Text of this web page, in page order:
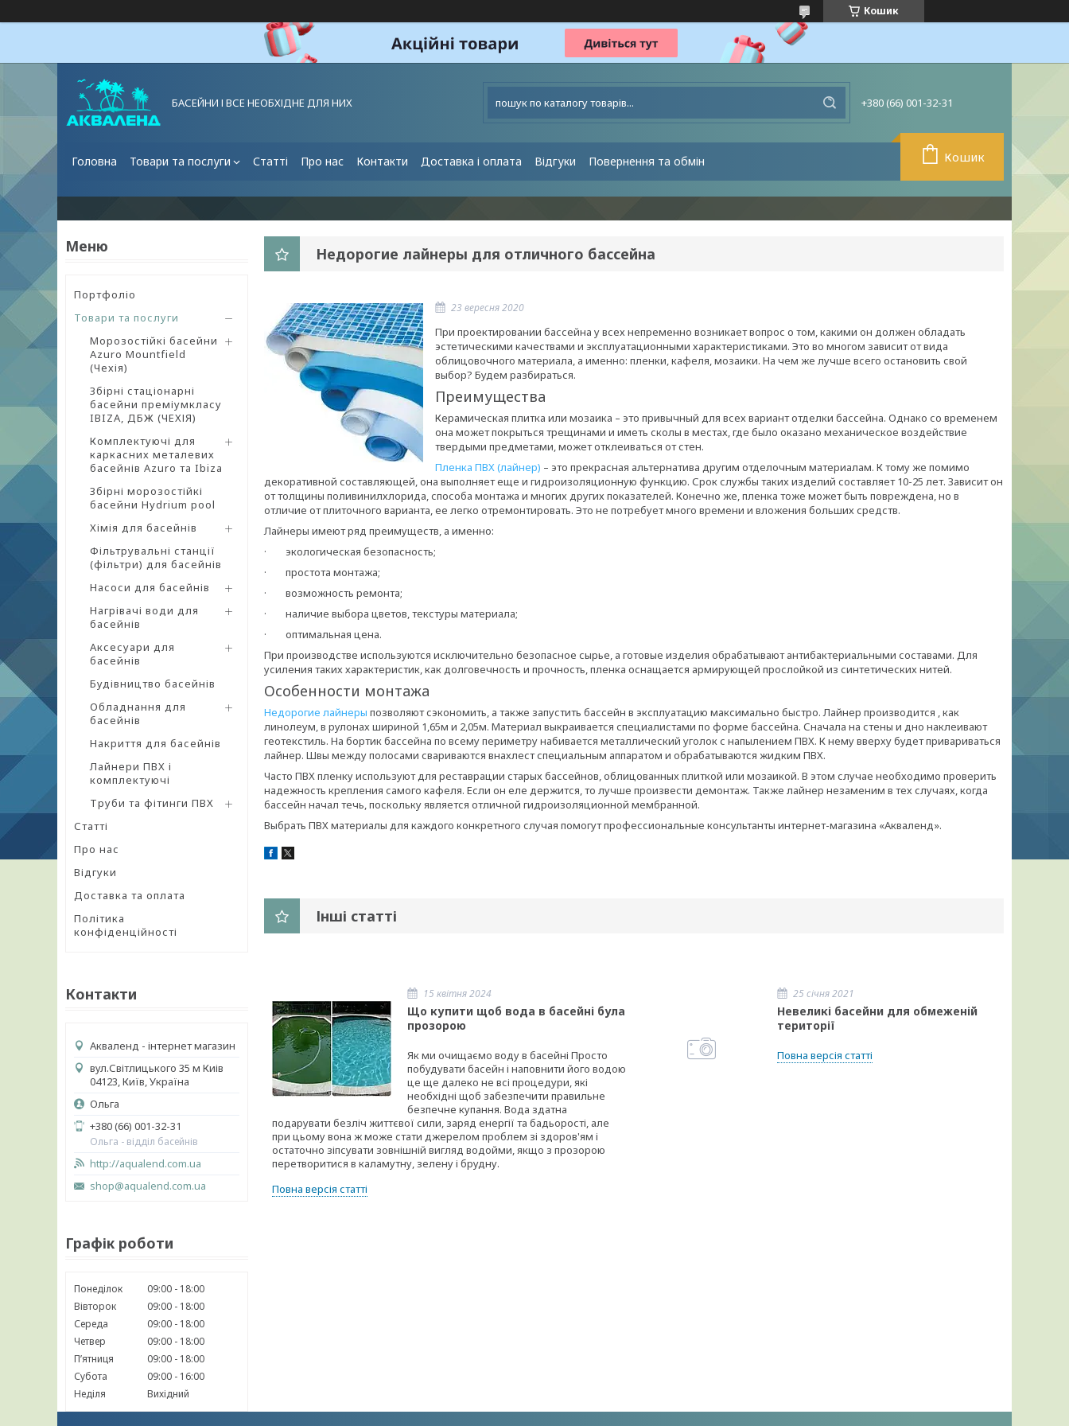
Кошик
БАСЕЙНИ І ВСЕ НЕОБХІДНЕ ДЛЯ НИХ +380 (66) 001-32-31
Головна Товари та послуги Статті Про нас Контакти Доставка і оплата Відгуки Повернення та обмін Кошик
Портфоліо
Товари та послуги
Морозостійкі басейни
Azuro Mountfield
(Чехія)
Збірні стаціонарні
басейни преміумкласу
IBIZA, ДБЖ (ЧЕХІЯ)
Комплектуючі для
каркасних металевих
басейнів Azuro та Ibiza
Збірні морозостійкі
басейни Hydrium pool
Хімія для басейнів
Фільтрувальні станції
(фільтри) для басейнів
Насоси для басейнів
Нагрівачі води для
басейнів
Аксесуари для
басейнів
Будівництво басейнів
Обладнання для
басейнів
Накриття для басейнів
Лайнери ПВХ і
комплектуючі
Труби та фітинги ПВХ
Статті
Про нас
Відгуки
Доставка та оплата
Політика
конфіденційності
Контакти
Акваленд - інтернет магазин
вул.Світлицького 35 м Киів
04123, Київ, Україна
Ольга
+380 (66) 001-32-31
Ольга - відділ басейнів
http://aqualend.com.ua
shop@aqualend.com.ua
Графік роботи
Понеділок 09:00
18:00
Вівторок
09:00
18:00
Середа
09:00
18:00
Четвер
09:00
18:00
Пʼятниця
09:00
18:00
Субота
09:00
16:00
Неділя
Вихідний
Недорогие лайнеры для отличного бассейна
23 вересня 2020
При проектировании бассейна у всех непременно возникает вопрос о том, какими он должен обладать
эстетическими качествами и эксплуатационными характеристиками. Это во многом зависит от вида
облицовочного материала, а именно: пленки, кафеля, мозаики. На чем же лучше всего остановить свой
выбор? Будем разбираться.
Преимущества
Керамическая плитка или мозаика – это привычный для всех вариант отделки бассейна. Однако со временем
она может покрыться трещинами и иметь сколы в местах, где было оказано механическое воздействие
твердыми предметами, может отклеиваться от стен.
Пленка ПВХ (лайнер) – это прекрасная альтернатива другим отделочным материалам. К тому же помимо
декоративной составляющей, она выполняет еще и гидроизоляционную функцию. Срок службы таких изделий составляет 10-25 лет. Зависит он
от толщины поливинилхлорида, способа монтажа и многих других показателей. Конечно же, пленка тоже может быть повреждена, но в
отличие от плиточного варианта, ее легко отремонтировать. Это не потребует много времени и вложения больших средств.
Лайнеры имеют ряд преимуществ, а именно:
· экологическая безопасность;
· простота монтажа;
· возможность ремонта;
· наличие выбора цветов, текстуры материала;
· оптимальная цена.
При производстве используются исключительно безопасное сырье, а готовые изделия обрабатывают антибактериальными составами. Для
усиления таких характеристик, как долговечность и прочность, пленка оснащается армирующей прослойкой из синтетических нитей.
Особенности монтажа
Недорогие лайнеры позволяют сэкономить, а также запустить бассейн в эксплуатацию максимально быстро. Лайнер производится , как
линолеум, в рулонах шириной 1,65м и 2,05м. Материал выкраивается специалистами по форме бассейна. Сначала на стены и дно наклеивают
геотекстиль. На бортик бассейна по всему периметру набивается металлический уголок с напылением ПВХ. К нему вверху будет привариваться
лайнер. Швы между полосами свариваются внахлест специальным аппаратом и обрабатываются жидким ПВХ.
Часто ПВХ пленку используют для реставрации старых бассейнов, облицованных плиткой или мозаикой. В этом случае необходимо проверить
надежность крепления самого кафеля. Если он еле держится, то лучше произвести демонтаж. Также лайнер незаменим в тех случаях, когда
бассейн начал течь, поскольку является отличной гидроизоляционной мембранной.
Выбрать ПВХ материалы для каждого конкретного случая помогут профессиональные консультанты интернет-магазина «Акваленд».
Інші статті
15 квітня 2024
Що купити щоб вода в басейні була
прозорою
Як ми очищаємо воду в басейні Просто
побудувати басейн і наповнити його водою
це ще далеко не всі процедури, які
необхідні щоб забезпечити правильне
безпечне купання. Вода здатна
подарувати безліч життєвої сили, заряд енергії та бадьорості, але
при цьому вона ж може стати джерелом проблем зі здоров'ям і
остаточно зіпсувати зовнішній вигляд водойми, якщо з прозорою
перетворитися в каламутну, зелену і брудну.
Повна версія статті
25 січня 2021
Невеликі басейни для обмеженій
території
Повна версія статті